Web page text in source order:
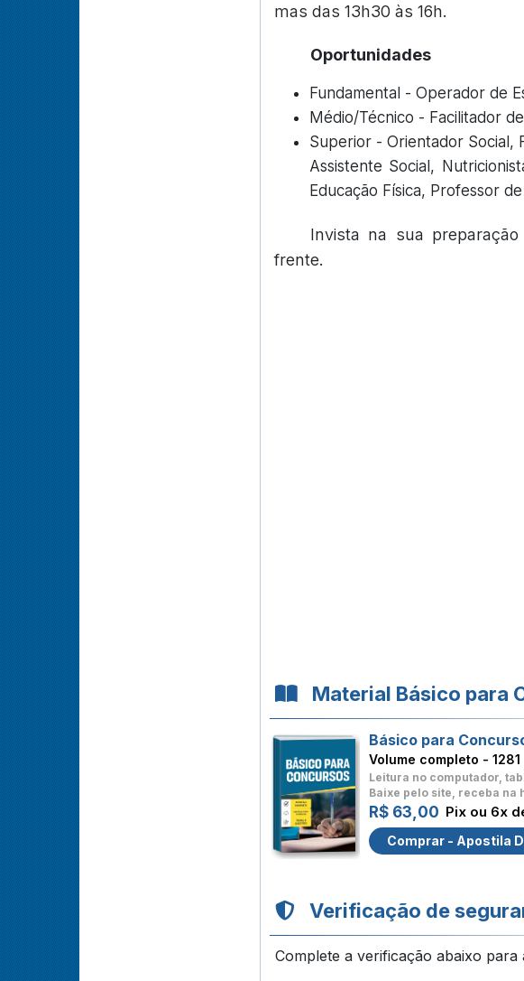
mas das 13h30 às 16h.
Oportunidades
Fundamental - Operador de
Médio/Técnico - Facilitador
Superior - Orientador Social,
Assistente Social,
Educação Física, Professor
Invista na sua
frente.
Material Básico para
Básico para
Volume completo -
Leitura no computador,
Baixe pelo site, receba na
R$ 63,00 Pix ou 6x
Comprar - Apostila
Verificação de
Complete a verificação abaixo para